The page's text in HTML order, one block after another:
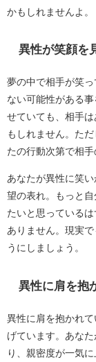
かもしれませんよ。
異性が笑顔を
夢の中で相手が笑
ない可能性がある
せていても、相手
もしれません。た
たの行動次第で相手
あなたが異性に笑
望の表れ。もっと
たいと思っている
ありません。現実
うにしましょう。
異性に肩を抱
異性に肩を抱かれ
げています。あな
り、親密度が一気